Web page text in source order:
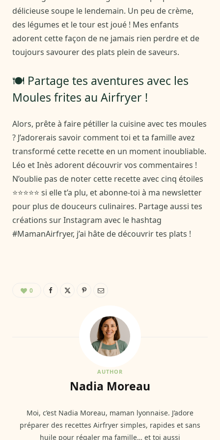
délicieuse soupe le lendemain. Un peu de crème,
des légumes et le tour est joué ! Mes enfants
adorent cette façon de ne jamais rien perdre et de
toujours savourer des plats plein de saveurs.
🍽️ Partage tes aventures avec les
Moules frites au Airfryer !
Alors, prête à faire pétiller la cuisine avec tes moules
? J’adorerais savoir comment toi et ta famille avez
transformé cette recette en un moment inoubliable.
Léo et Inès adorent découvrir vos commentaires !
N’oublie pas de noter cette recette avec cinq étoiles
⭐⭐⭐⭐⭐ si elle t’a plu, et abonne-toi à ma newsletter
pour plus de douceurs culinaires. Partage aussi tes
créations sur Instagram avec le hashtag
#MamanAirfryer, j’ai hâte de découvrir tes plats !
0
AUTHOR
Nadia Moreau
Moi, c’est Nadia Moreau, maman lyonnaise. J’adore
préparer des recettes Airfryer simples, rapides et sans
huile pour régaler ma famille… et toi aussi